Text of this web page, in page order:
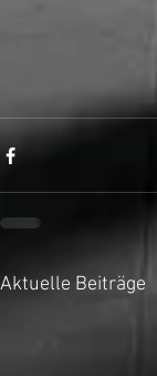
Aktuelle Beiträge